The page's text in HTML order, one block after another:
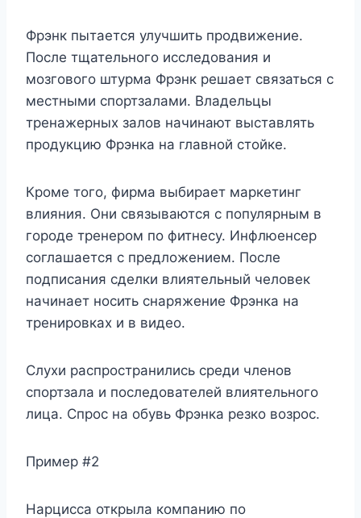
Фрэнк пытается улучшить продвижение.
После тщательного исследования и
мозгового штурма Фрэнк решает связаться с
местными спортзалами. Владельцы
тренажерных залов начинают выставлять
продукцию Фрэнка на главной стойке.
Кроме того, фирма выбирает маркетинг
влияния. Они связываются с популярным в
городе тренером по фитнесу. Инфлюенсер
соглашается с предложением. После
подписания сделки влиятельный человек
начинает носить снаряжение Фрэнка на
тренировках и в видео.
Слухи распространились среди членов
спортзала и последователей влиятельного
лица. Спрос на обувь Фрэнка резко возрос.
Пример #2
Нарцисса открыла компанию по